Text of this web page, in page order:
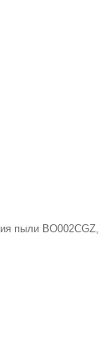
пыли BO002CGZ,